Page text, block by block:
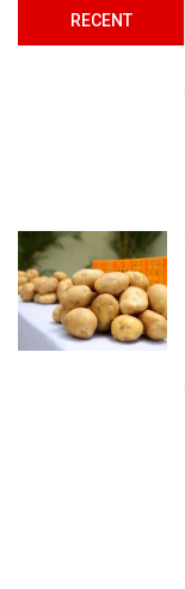
RECENT